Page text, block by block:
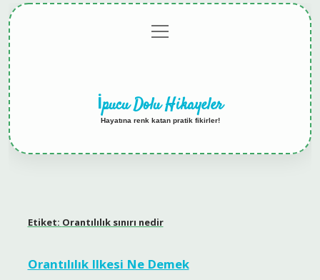
menüyü
aç
İpucu Dolu Hikayeler
Hayatına renk katan pratik fikirler!
Etiket: Orantılılık sınırı nedir
Orantılılık Ilkesi Ne Demek